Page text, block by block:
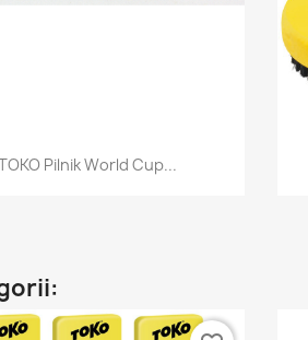
Szybki podgląd
Pilnik World Cup...